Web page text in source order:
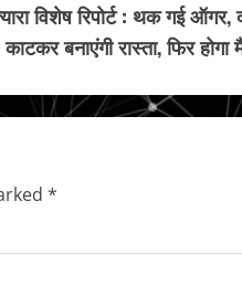
विशेष रिपोर्ट : थक गई ऑगर,
काटकर बनाएंगी रास्ता, फिर होगा
*